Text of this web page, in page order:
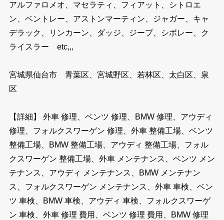
アルファロメオ、マセラティ、フィアット、シトロエ
ン、ベントレー、アストンマーティン、ジャガー、キャ
デラック、リンカーン、ダッジ、ジープ、シボレー、ク
ライスラー etc,,,
宮城県仙台市 青葉区、宮城野区、若林区、太白区、泉
区
【詳細】 外車 修理、ベンツ 修理、BMW 修理、アウディ
修理、フォルクスワーゲン 修理、外車 整備工場、ベンツ
整備工場、BMW 整備工場、アウディ 整備工場、フォル
クスワーゲン 整備工場、外車 メンテナンス、ベンツ メン
テナンス、アウディ メンテナンス、BMW メンテナン
ス、フォルクスワーゲン メンテナンス、外車 車検、ベン
ツ 車検、BMW 車検、アウディ 車検、フォルクスワーゲ
ン 車検、外車 修理 費用、ベンツ 修理 費用、BMW 修理